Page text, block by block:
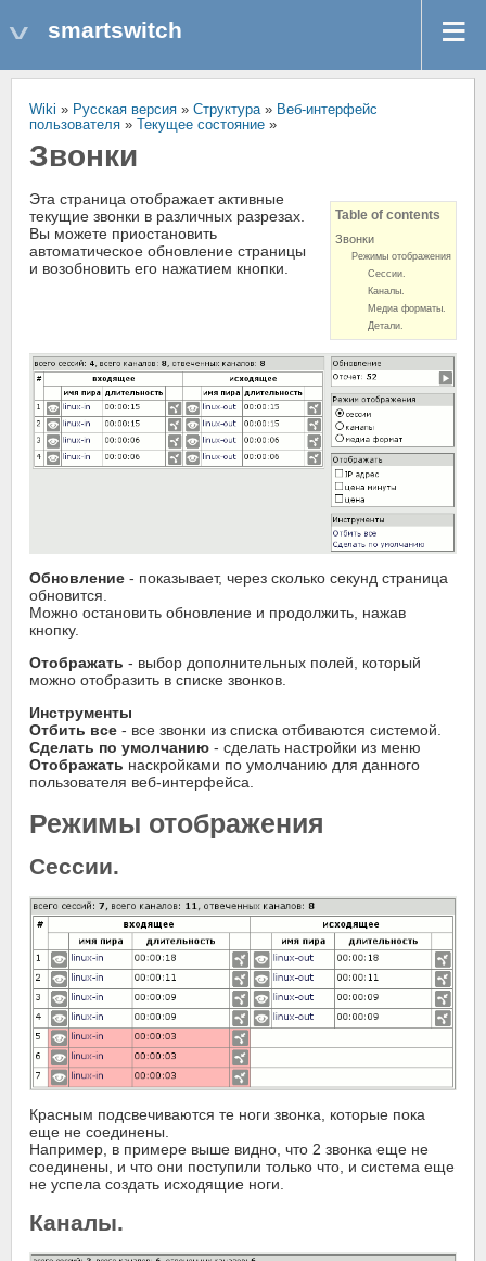
smartswitch
Wiki » Русская версия » Структура» Веб-интерфейс
пользователя » Текущее состояние »
Звонки
Table of contents
Звонки
Режимы отображения
Сессии.
Каналы.
Медиа форматы.
Детали.
Эта страница отображает активные
текущие звонки в различных разрезах.
Вы можете приостановить
автоматическое обновление страницы
и возобновить его нажатием кнопки.
Обновление - показывает, через сколько секунд страница
обновится.
Можно остановить обновление и продолжить, нажав
кнопку.
Отображать - выбор дополнительных полей, который
можно отобразить в списке звонков.
Инструменты
Отбить все - все звонки из списка отбиваются системой.
Сделать по умолчанию - сделать настройки из меню
Отображать наскройками по умолчанию для данного
пользователя веб-интерфейса.
Режимы отображения
Сессии.
Красным подсвечиваются те ноги звонка, которые пока
еще не соединены.
Например, в примере выше видно, что 2 звонка еще не
соединены, и что они поступили только что, и система еще
не успела создать исходящие ноги.
Каналы.